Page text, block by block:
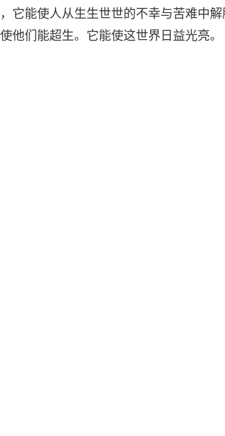
它能使人从生生世世的不幸与苦难中解
他们能超生。它能使这世界日益光亮。